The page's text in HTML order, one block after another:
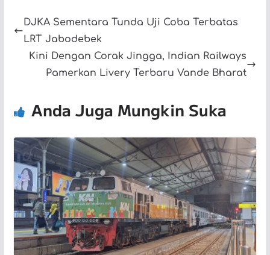
DJKA Sementara Tunda Uji Coba Terbatas
LRT Jabodebek
Kini Dengan Corak Jingga, Indian Railways
Pamerkan Livery Terbaru Vande Bharat
Anda Juga Mungkin Suka